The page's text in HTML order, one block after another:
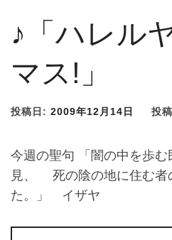
♪「ハレル
マス!」
投稿日: 2009年12月14日 投
今週の聖句 「闇の中を歩む
見、 死の陰の地に住む者
た。」 イザヤ